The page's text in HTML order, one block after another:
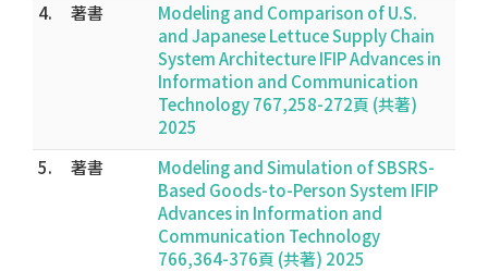
4.
著書
Modeling and Comparison of U.S.
and Japanese Lettuce Supply Chain
System Architecture IFIP Advances in
Information and Communication
Technology 767,258-272頁 (共著)
2025
5.
著書
Modeling and Simulation of SBSRS-
Based Goods-to-Person System IFIP
Advances in Information and
Communication Technology
766,364-376頁 (共著) 2025